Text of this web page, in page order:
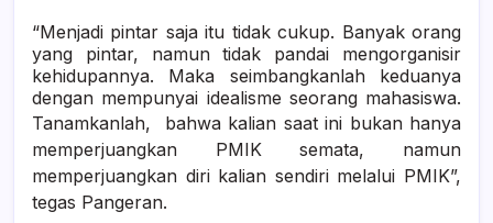
“Menjadi pintar saja itu tidak cukup. Banyak orang
yang pintar, namun tidak pandai mengorganisir
kehidupannya. Maka seimbangkanlah keduanya
dengan mempunyai idealisme seorang mahasiswa.
Tanamkanlah, bahwa kalian saat ini bukan hanya
memperjuangkan PMIK semata, namun
memperjuangkan diri kalian sendiri melalui PMIK”,
tegas Pangeran.